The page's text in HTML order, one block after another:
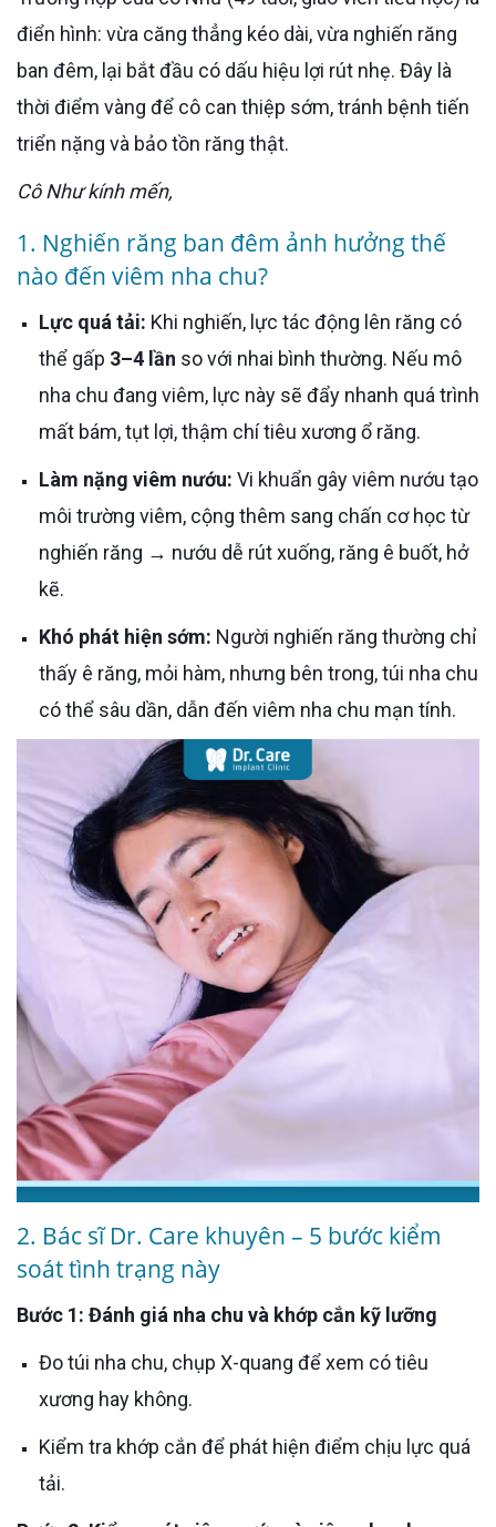
điển hình: vừa căng thẳng kéo dài, vừa nghiến răng
ban đêm, lại bắt đầu có dấu hiệu lợi rút nhẹ. Đây là
thời điểm vàng để cô can thiệp sớm, tránh bệnh tiến
triển nặng và bảo tồn răng thật.
Cô Như kính mến,
1. Nghiến răng ban đêm ảnh hưởng thế
nào đến viêm nha chu?
Lực quá tải: Khi nghiến, lực tác động lên răng có
thể gấp 3–4 lần so với nhai bình thường. Nếu mô
nha chu đang viêm, lực này sẽ đẩy nhanh quá trình
mất bám, tụt lợi, thậm chí tiêu xương ổ răng.
Làm nặng viêm nướu: Vi khuẩn gây viêm nướu tạo
môi trường viêm, cộng thêm sang chấn cơ học từ
nghiến răng → nướu dễ rút xuống, răng ê buốt, hở
kẽ.
Khó phát hiện sớm: Người nghiến răng thường chỉ
thấy ê răng, mỏi hàm, nhưng bên trong, túi nha chu
có thể sâu dần, dẫn đến viêm nha chu mạn tính.
2. Bác sĩ Dr. Care khuyên – 5 bước kiểm
soát tình trạng này
Bước 1: Đánh giá nha chu và khớp cắn kỹ lưỡng
Đo túi nha chu, chụp X-quang để xem có tiêu
xương hay không.
Kiểm tra khớp cắn để phát hiện điểm chịu lực quá
tải.